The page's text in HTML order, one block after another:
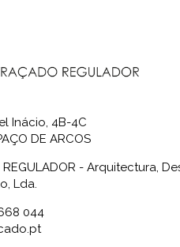
Inácio, 4B-4C
DE ARCOS
REGULADOR - Arquitectura,
Lda.
044